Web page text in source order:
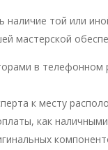
наличие той или
мастерской
в
к месту
как